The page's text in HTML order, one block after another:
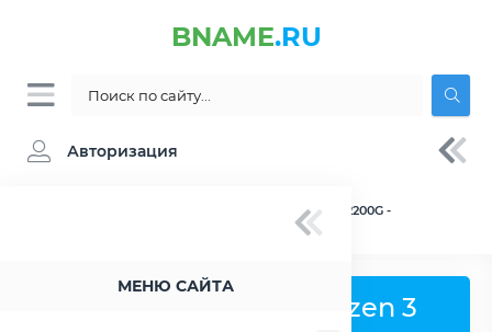
BNAME.RU
Авторизация
МЕНЮ САЙТА
» Процессор AMD Ryzen 3 PRO 2200G -
Процессор AMD Ryzen 3